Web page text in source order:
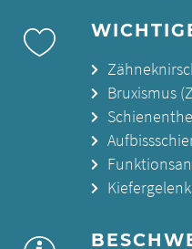
Bruxismus